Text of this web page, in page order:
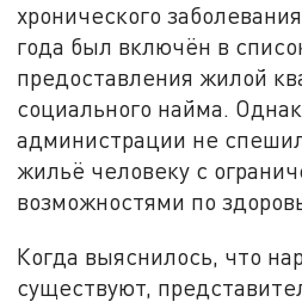
хронического
года был включён в
предоставления жилой
социального найма.
администрации не
жильё человеку с
возможностями по
Когда выяснилось, что
существуют,